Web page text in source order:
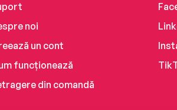
noi
un cont
funcționează
din comandă